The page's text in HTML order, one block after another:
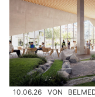
10.06.26 VON